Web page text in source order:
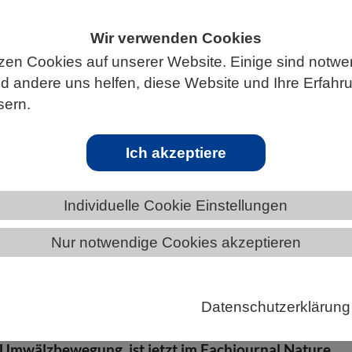
Wir verwenden Cookies
Cookies auf unserer Website. Einige sind
andere uns helfen, diese Website und Ihre
Ich akzeptiere
Individuelle Cookie Einstellungen
Nur notwendige Cookies akzeptieren
Datenschutzerklärung
BERLIN-BRANDENBURG
Umwälzbewegung auf der Spur
Belüftung verschiedener Tiefenstockwerke des
zusammen und welche Rolle spielen
Kiel und Edinburgh nachgegangen. Ihre neue Studie: